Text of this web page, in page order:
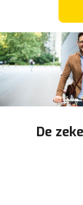
De